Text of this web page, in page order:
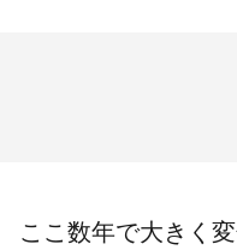
ここ数年で大きく